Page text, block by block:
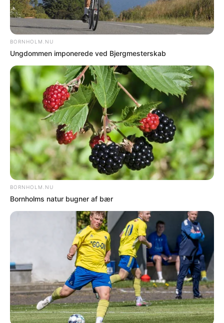
UGENS MEST LÆSTE
DØDSFALD
Dødsfald
DØDSFALD
Dødsfald
DØDSFALD
Cyklist alvorligt kvæstet i ulykke med lastbil i
Hasle
NAVNE
Kobberbryllup